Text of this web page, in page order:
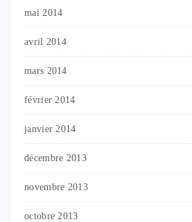
mai 2014
avril 2014
mars 2014
février 2014
janvier 2014
décembre 2013
novembre 2013
octobre 2013